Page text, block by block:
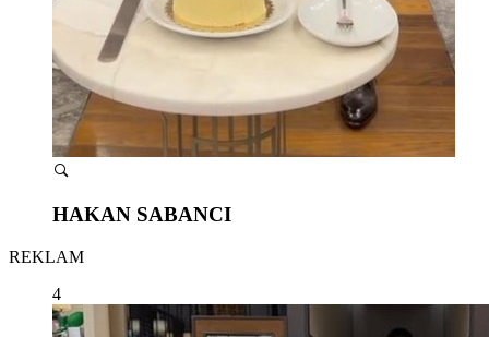
HAKAN SABANCI
REKLAM
4